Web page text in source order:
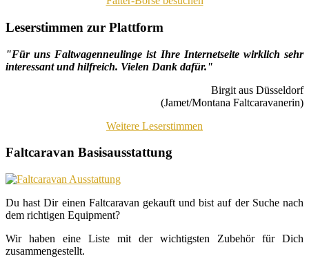
Leserstimmen zur Plattform
"Für uns Faltwagenneulinge ist Ihre Internetseite wirklich sehr
interessant und hilfreich. Vielen Dank dafür."
Birgit aus Düsseldorf
(Jamet/Montana Faltcaravanerin)
Weitere Leserstimmen
Faltcaravan Basisausstattung
Du hast Dir einen Faltcaravan gekauft und bist auf der Suche nach
dem richtigen Equipment?
Wir haben eine Liste mit der wichtigsten Zubehör für Dich
zusammengestellt.